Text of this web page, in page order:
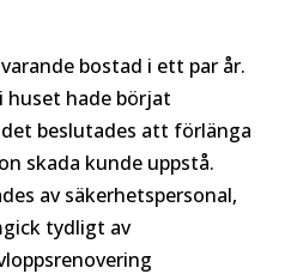
bostad i ett par år.
huset hade börjat
beslutades att förlänga
skada kunde uppstå.
av säkerhetspersonal,
tydligt av